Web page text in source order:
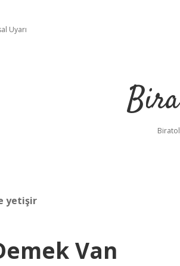
Uyarı
yetişir
Van